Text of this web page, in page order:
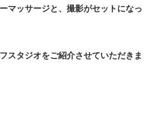
マッサージと、撮影がセットになっ
スタジオをご紹介させていただきま